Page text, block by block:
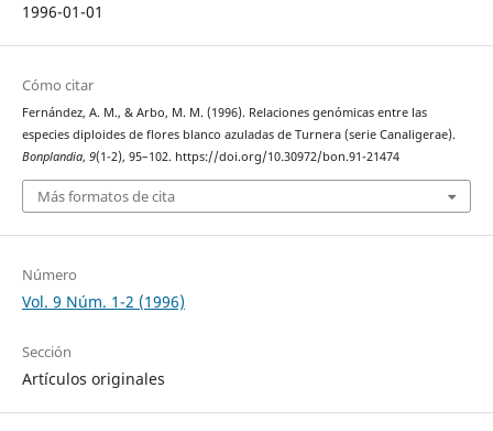
1996-01-01
Cómo citar
Fernández, A. M., & Arbo, M. M. (1996). Relaciones genómicas entre las
especies diploides de flores blanco azuladas de Turnera (serie Canaligerae).
Bonplandia, 9(1-2), 95–102. https://doi.org/10.30972/bon.91-21474
Más formatos de cita
Número
Vol. 9 Núm. 1-2 (1996)
Sección
Artículos originales